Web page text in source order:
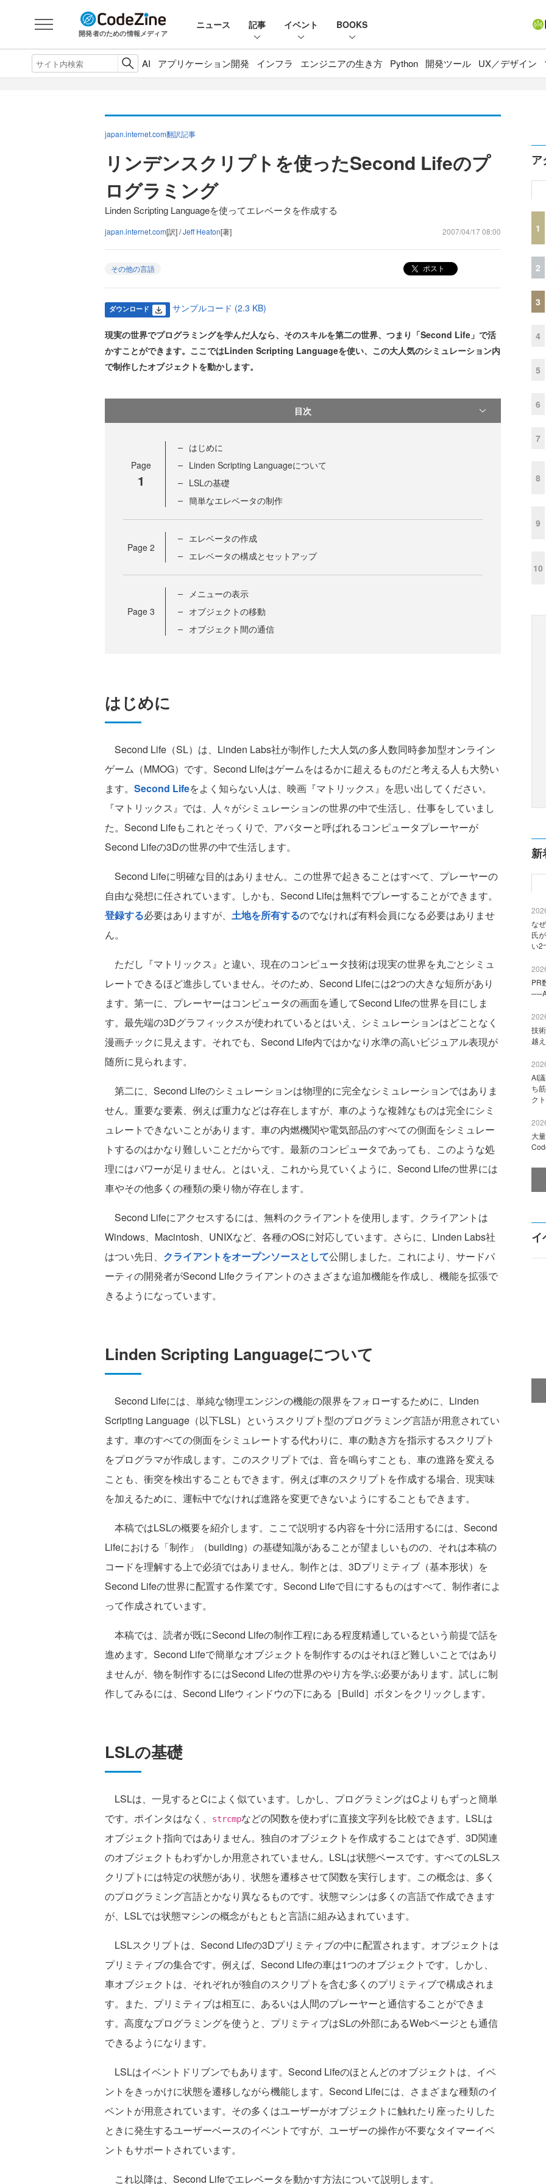
開発者のための情報メディア
ニュース 記事 イベント BOOKS
AI アプリケーション開発 インフラ エンジニアの生き方 Python 開発ツール UX／デザイン
japan.internet.com翻訳記事
リンデンスクリプトを使ったSecond Lifeのプ
ログラミング
Linden Scripting Languageを使ってエレベータを作成する
japan.internet.com[訳] /Jeff Heaton[著] 2007/04/17 08:00
その他の言語 ポスト
ダウンロード サンプルコード (2.3 KB)
現実の世界でプログラミングを学んだ人なら、そのスキルを第二の世界、つまり「Second Life」で活
かすことができます。ここではLinden Scripting Languageを使い、この大人気のシミュレーション内
で制作したオブジェクトを動かします。
目次
Page
1
はじめに
Linden Scripting Languageについて
LSLの基礎
簡単なエレベータの制作
Page 2
エレベータの作成
エレベータの構成とセットアップ
Page 3
メニューの表示
オブジェクトの移動
オブジェクト間の通信
はじめに
Second Life（SL）は、Linden Labs社が制作した大人気の多人数同時参加型オンライン
ゲーム（MMOG）です。Second Lifeはゲームをはるかに超えるものだと考える人も大勢い
ます。 Second Lifeをよく知らない人は、映画『マトリックス』を思い出してください。
『マトリックス』では、人々がシミュレーションの世界の中で生活し、仕事をしていまし
た。Second Lifeもこれとそっくりで、アバターと呼ばれるコンピュータプレーヤーが
Second Lifeの3Dの世界の中で生活します。
Second Lifeに明確な目的はありません。この世界で起きることはすべて、プレーヤーの
自由な発想に任されています。しかも、Second Lifeは無料でプレーすることができます。
登録する必要はありますが、 土地を所有するのでなければ有料会員になる必要はありませ
ん。
ただし『マトリックス』と違い、現在のコンピュータ技術は現実の世界を丸ごとシミュ
レートできるほど進歩していません。そのため、Second Lifeには2つの大きな短所があり
ます。第一に、プレーヤーはコンピュータの画面を通してSecond Lifeの世界を目にしま
す。最先端の3Dグラフィックスが使われているとはいえ、シミュレーションはどことなく
漫画チックに見えます。それでも、Second Life内ではかなり水準の高いビジュアル表現が
随所に見られます。
第二に、Second Lifeのシミュレーションは物理的に完全なシミュレーションではありま
せん。重要な要素、例えば重力などは存在しますが、車のような複雑なものは完全にシミ
ュレートできないことがあります。車の内燃機関や電気部品のすべての側面をシミュレー
トするのはかなり難しいことだからです。最新のコンピュータであっても、このような処
理にはパワーが足りません。とはいえ、これから見ていくように、Second Lifeの世界には
車やその他多くの種類の乗り物が存在します。
Second Lifeにアクセスするには、無料のクライアントを使用します。クライアントは
Windows、Macintosh、UNIXなど、各種のOSに対応しています。さらに、Linden Labs社
はつい先日、 クライアントをオープンソースとして公開しました。これにより、サードパ
ーティの開発者がSecond Lifeクライアントのさまざまな追加機能を作成し、機能を拡張で
きるようになっています。
Linden Scripting Languageについて
Second Lifeには、単純な物理エンジンの機能の限界をフォローするために、Linden
Scripting Language（以下LSL）というスクリプト型のプログラミング言語が用意されてい
ます。車のすべての側面をシミュレートする代わりに、車の動き方を指示するスクリプト
をプログラマが作成します。このスクリプトでは、音を鳴らすことも、車の進路を変える
ことも、衝突を検出することもできます。例えば車のスクリプトを作成する場合、現実味
を加えるために、運転中でなければ進路を変更できないようにすることもできます。
本稿ではLSLの概要を紹介します。ここで説明する内容を十分に活用するには、Second
Lifeにおける「制作」（building）の基礎知識があることが望ましいものの、それは本稿の
コードを理解する上で必須ではありません。制作とは、3Dプリミティブ（基本形状）を
Second Lifeの世界に配置する作業です。Second Lifeで目にするものはすべて、制作者によ
って作成されています。
本稿では、読者が既にSecond Lifeの制作工程にある程度精通しているという前提で話を
進めます。Second Lifeで簡単なオブジェクトを制作するのはそれほど難しいことではあり
ませんが、物を制作するにはSecond Lifeの世界のやり方を学ぶ必要があります。試しに制
作してみるには、Second Lifeウィンドウの下にある［Build］ボタンをクリックします。
LSLの基礎
LSLは、一見するとCによく似ています。しかし、プログラミングはCよりもずっと簡単
です。ポインタはなく、
strcmpなどの関数を使わずに直接文字列を比較できます。LSLは
オブジェクト指向ではありません。独自のオブジェクトを作成することはできず、3D関連
のオブジェクトもわずかしか用意されていません。LSLは状態ベースです。すべてのLSLス
クリプトには特定の状態があり、状態を遷移させて関数を実行します。この概念は、多く
のプログラミング言語とかなり異なるものです。状態マシンは多くの言語で作成できます
が、LSLでは状態マシンの概念がもともと言語に組み込まれています。
LSLスクリプトは、Second Lifeの3Dプリミティブの中に配置されます。オブジェクトは
プリミティブの集合です。例えば、Second Lifeの車は1つのオブジェクトです。しかし、
車オブジェクトは、それぞれが独自のスクリプトを含む多くのプリミティブで構成されま
す。また、プリミティブは相互に、あるいは人間のプレーヤーと通信することができま
す。高度なプログラミングを使うと、プリミティブはSLの外部にあるWebページとも通信
できるようになります。
LSLはイベントドリブンでもあります。Second Lifeのほとんどのオブジェクトは、イベ
ントをきっかけに状態を遷移しながら機能します。Second Lifeには、さまざまな種類のイ
ベントが用意されています。その多くはユーザーがオブジェクトに触れたり座ったりした
ときに発生するユーザーベースのイベントですが、ユーザーの操作が不要なタイマーイベ
ントもサポートされています。
これ以降は、Second Lifeでエレベータを動かす方法について説明します。
ア
1
2
3
4
5
6
7
8
9
10
新
な
氏
い2
PR
技
越
AI
ち
ク
大
イ